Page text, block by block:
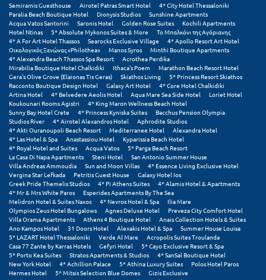
Ορεινή Αρκαδία
Ορεινή Ναυπακτία
Π
Πάλαιρος
Παξοί
Παραλία Κατερίνης
Παραλία Λιτοχώρου
Παράλιο Άστρος
Πάργα
Παρνασσός
Πάρος
Πάτμος
Semiramis Guesthouse
Airotel Patras Smart Hotel
4* City Hotel Thessaloniki
Paralia Beach Boutique Hotel
Dionysis Studios
Sunshine Apartments
Acqua Vatos Santorini
Saronis Hotel Golden Rose Suites
Kochili Apartments
Hotel Ntinas
5* Absolute Mykonos Suites & More
Το Μπαλκόνι της Αγόριανης
4* A For Art Hotel Thassos
Searocks Exclusive Village
4* Apollo Resort Art Hotel
Οικολογικός Ξενώνας «Philothea»
Manos Syros
Minthi Boutique Apartments
4* Alexandra Beach Thassos Spa Resort
Acrothea Perdika
Mirabilia Boutique Hotel Chalkidiki
Ithaca's Poem
Marathon Beach Resort Hotel
Gera's Olive Grove (Elaionas Tis Geras)
Skiathos Living
5* Princess Resort Skiathos
Racconto Boutique Design Hotel
Galaxy Art Hotel
4* Core Hotel Chalkidiki
Artina Hotel
4* Belvedere Aeolis Hotel Aqua Mare Sea Side Hotel
Loriet Hotel
Koukounari Rooms Agistri
4* King Maron Wellness Beach Hotel
Sunny Bay Hotel Crete
4* Princess Kyniska Suites
Bacchus Pension Olympia
Studios River
4* Airotel Alexandros Hotel
Aphrodite Studios
4* Akti Ouranoupoli Beach Resort
Mediterranee Hotel
Alexandra Hotel
4* Las Hotel & Spa
Anastassiou Hotel
Kyparissia Beach Hotel
4* Royal Hotel and Suites
Acqua Vatos
5* Parga Beach Resort
La Casa Di Napa Apartments
Steni Hotel
San Antonio Summer House
Villa Andreas Ammoudia
Sun and Moon Villas
4* Essence Living Exclusive Hotel
Vergina Star Lefkada
Petritis Guest House
Galaxy Hotel Ios
Greek Pride Themelis Studios
4* Pi Athens Suites
4* Alamis Hotel & Apartments
4* Mr & Mrs White Paros
Esperides Apartments By The Sea
Melidron Hotel & Suites Naxos
4* Nevros Hotel & Spa
Ilia Mare
Olympios Zeus Hotel Bungalows
Agnes Deluxe Hotel
Preveza City Comfort Hotel
Villa Orama Apartments
Athens 4 Boutique Hotel
Anais Collection Hotels & Suites
Ano Kampos Hotel
31 Doors Hotel Alexakis Hotel & Spa
Summer House Louisa
5* LAZART Hotel Thessaloniki
Verde Al Mare
Acropolis Suites Troulanda
Casa 77 Zante by Karras Hotels
Gefyri Hotel
5* Cayo Exclusive Resort & Spa
5* Porto Kea Suites
Stratos Apartments & Studios
4* SanSal Boutique Hotel
New York Hotel
4* Achillion Palace 5* Athina Luxury Suites
Polos Hotel Paros
Hermes Hotel
5* Mitsis Selection Blue Domes
Gizis Exclusive